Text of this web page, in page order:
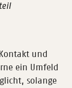
und
ein Umfeld
solange